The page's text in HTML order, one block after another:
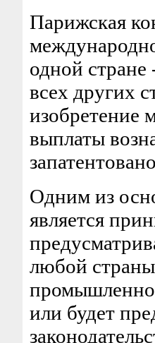
Парижская
одной
всех других
изобретение
выплаты
Одним из
является
любой
или будет